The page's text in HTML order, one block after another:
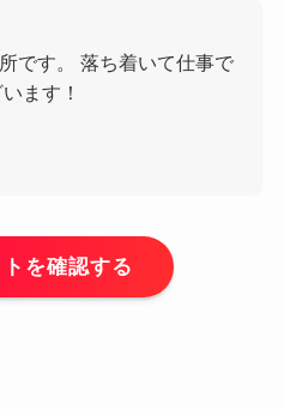
です。 落ち着いて仕事で
ます！
を確認する